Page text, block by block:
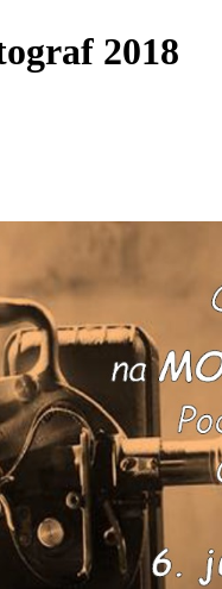
2018